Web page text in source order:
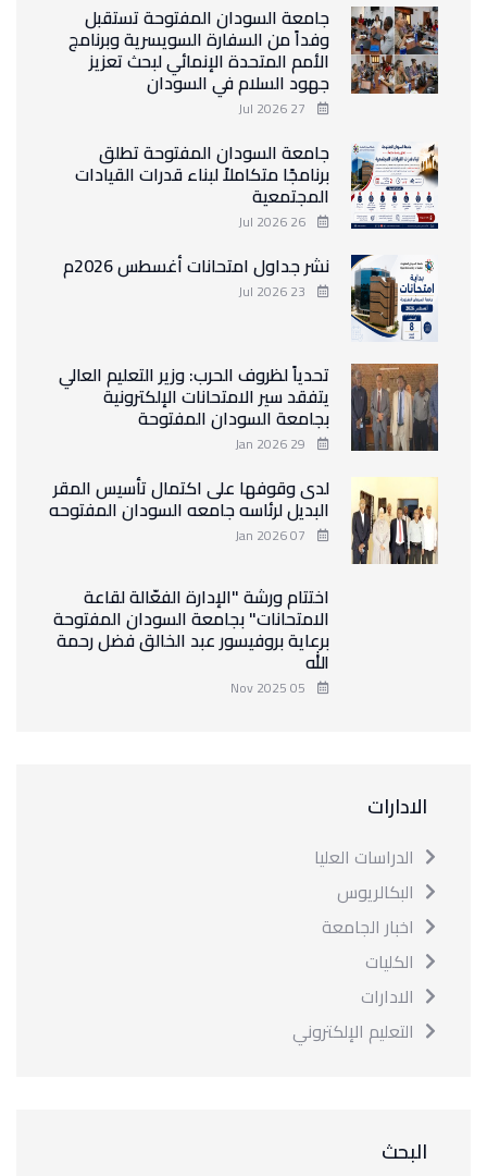
جامعة السودان المفتوحة تستقبل
وفداً من السفارة السويسرية وبرنامج
الأمم المتحدة الإنمائي لبحث تعزيز
جهود السلام في السودان
جامعة السودان المفتوحة تطلق
برنامجًا متكاملاً لبناء قدرات القيادات
المجتمعية
نشر جداول امتحانات أغسطس 2026م
تحدياً لظروف الحرب: وزير التعليم العالي
يتفقد سير الامتحانات الإلكترونية
بجامعة السودان المفتوحة
لدى وقوفها على اكتمال تأسيس المقر
البديل لرئاسه جامعه السودان المفتوحه
اختتام ورشة "الإدارة الفعّالة لقاعة
الامتحانات" بجامعة السودان المفتوحة
برعاية بروفيسور عبد الخالق فضل رحمة
الله
الادارات
الدراسات العليا
البكالريوس
اخبار الجامعة
الكليات
الادارات
التعليم الإلكتروني
البحث